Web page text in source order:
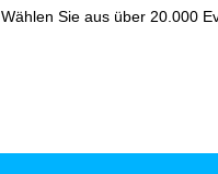
Wählen Sie aus über 20.000